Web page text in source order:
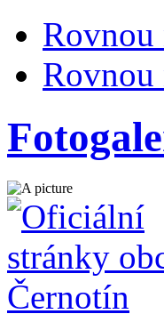
Rovnou
Rovnou